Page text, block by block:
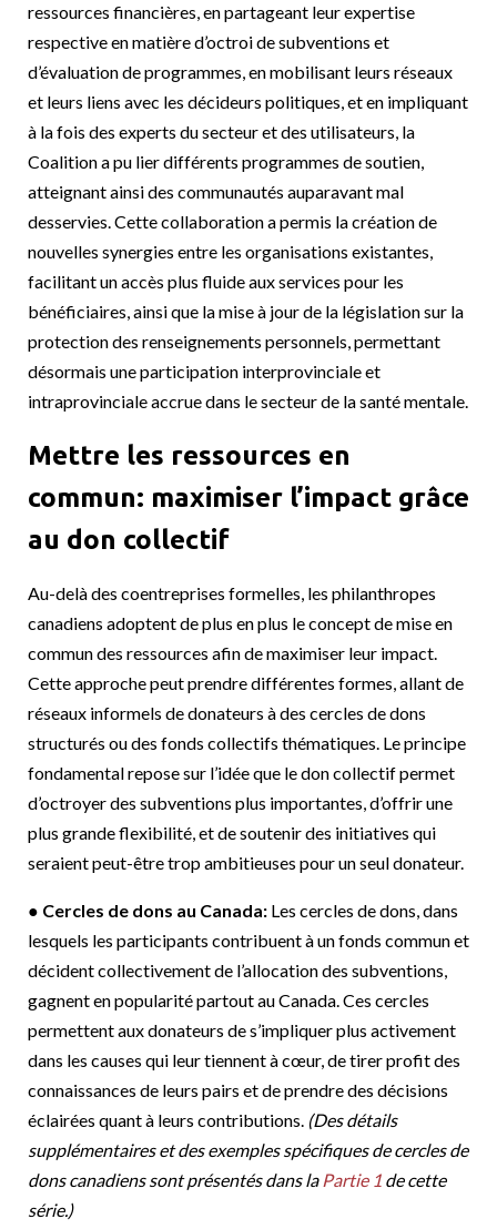
ressources financières, en partageant leur expertise
respective en matière d’octroi de subventions et
d’évaluation de programmes, en mobilisant leurs réseaux
et leurs liens avec les décideurs politiques, et en impliquant
à la fois des experts du secteur et des utilisateurs, la
Coalition a pu lier différents programmes de soutien,
atteignant ainsi des communautés auparavant mal
desservies. Cette collaboration a permis la création de
nouvelles synergies entre les organisations existantes,
facilitant un accès plus fluide aux services pour les
bénéficiaires, ainsi que la mise à jour de la législation sur la
protection des renseignements personnels, permettant
désormais une participation interprovinciale et
intraprovinciale accrue dans le secteur de la santé mentale.
Mettre les ressources en
commun: maximiser l’impact grâce
au don collectif
Au-delà des coentreprises formelles, les philanthropes
canadiens adoptent de plus en plus le concept de mise en
commun des ressources afin de maximiser leur impact.
Cette approche peut prendre différentes formes, allant de
réseaux informels de donateurs à des cercles de dons
structurés ou des fonds collectifs thématiques. Le principe
fondamental repose sur l’idée que le don collectif permet
d’octroyer des subventions plus importantes, d’offrir une
plus grande flexibilité, et de soutenir des initiatives qui
seraient peut-être trop ambitieuses pour un seul donateur.
● Cercles de dons au Canada: Les cercles de dons, dans
lesquels les participants contribuent à un fonds commun et
décident collectivement de l’allocation des subventions,
gagnent en popularité partout au Canada. Ces cercles
permettent aux donateurs de s’impliquer plus activement
dans les causes qui leur tiennent à cœur, de tirer profit des
connaissances de leurs pairs et de prendre des décisions
éclairées quant à leurs contributions. (Des détails
supplémentaires et des exemples spécifiques de cercles de
dons canadiens sont présentés dans la Partie 1de cette
série.)